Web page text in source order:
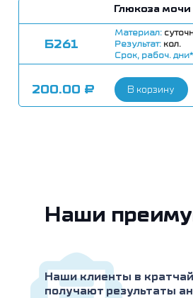
Глюкоза мочи
Б261
Материал:
Результат: кол.
Срок, рабоч.
200.00 ₽ В корзину
Наши
Наши клиенты в
получают результаты